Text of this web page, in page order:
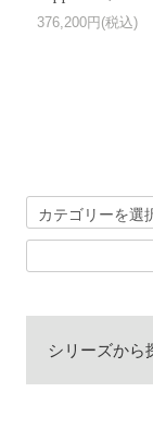
376,200円(税込)
シリーズから